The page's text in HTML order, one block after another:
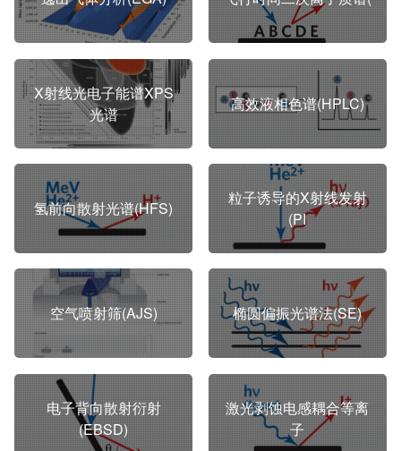
X射线光电子能谱XPS
光谱
高效液相色谱(HPLC)
氢前向散射光谱(HFS)
粒子诱导的X射线发射
(PI
空气喷射筛(AJS) 椭圆偏振光谱法(SE)
电子背向散射衍射
(EBSD)
激光剥蚀电感耦合等离
子